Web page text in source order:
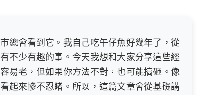
總會看到它。我自己吃午仔魚好幾年了，從
不少有趣的事。今天我想和大家分享這些經
易老，但如果你方法不對，也可能搞砸。像
起來慘不忍睹。所以，這篇文章會從基礎講